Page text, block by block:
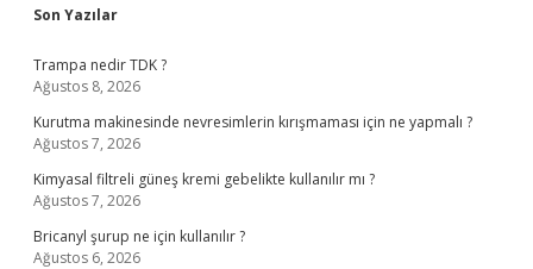
Sidebar
Son Yazılar
Trampa nedir TDK ?
Ağustos 8, 2026
Kurutma makinesinde nevresimlerin kırışmaması için ne yapmalı ?
Ağustos 7, 2026
Kimyasal filtreli güneş kremi gebelikte kullanılır mı ?
Ağustos 7, 2026
Bricanyl şurup ne için kullanılır ?
Ağustos 6, 2026